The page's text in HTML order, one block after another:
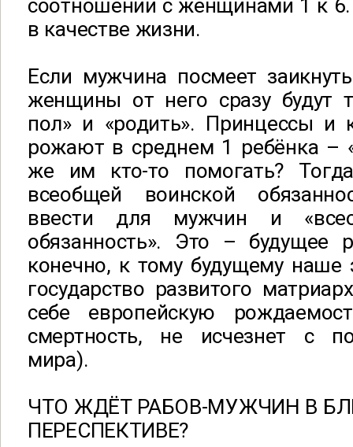
соотношении с женщинами 1 к
в качестве жизни.
Если мужчина посмеет
женщины от него сразу будут
пол» и «родить». Принцессы и
рожают в среднем 1 ребёнка –
же им кто-то помогать?
всеобщей воинской
ввести для мужчин и
обязанность». Это – будущее
конечно, к тому будущему наше
государство развитого
себе европейскую
смертность, не исчезнет с
мира).
ЧТО ЖДЁТ РАБОВ-МУЖЧИН В
ПЕРЕСПЕКТИВЕ?